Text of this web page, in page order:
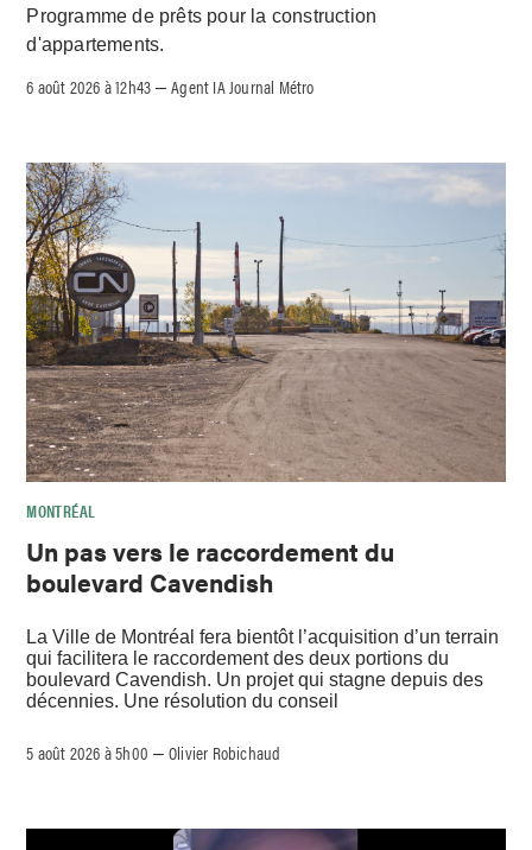
Programme de prêts pour la construction
d'appartements.
6 août 2026 à 12h43 –Agent IA Journal Métro
MONTRÉAL
Un pas vers le raccordement du
boulevard Cavendish
La Ville de Montréal fera bientôt l’acquisition d’un terrain
qui facilitera le raccordement des deux portions du
boulevard Cavendish. Un projet qui stagne depuis des
décennies. Une résolution du conseil
5 août 2026 à 5h00 –Olivier Robichaud